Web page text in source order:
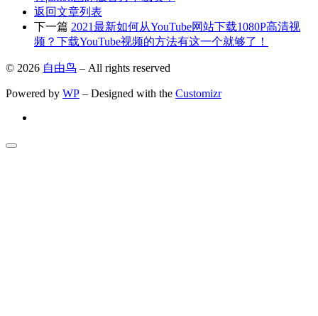
返回文章列表
下一篇 2021最新如何从YouTube网站下载1080P高清视
频？下载YouTube视频的方法有这一个就够了！
© 2026 自由鸟 – All rights reserved
Powered by WP – Designed with the Customizr